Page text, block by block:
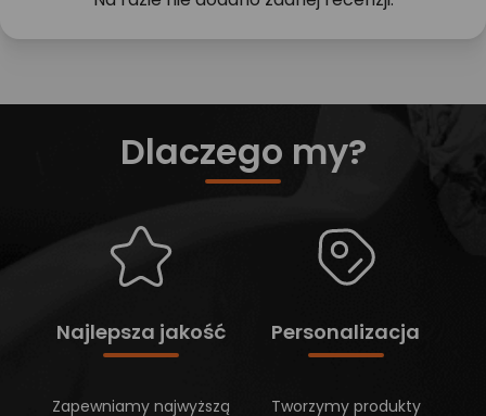
Dlaczego my?
Najlepsza jakość
Zapewniamy najwyższą
Personalizacja
Tworzymy produkty